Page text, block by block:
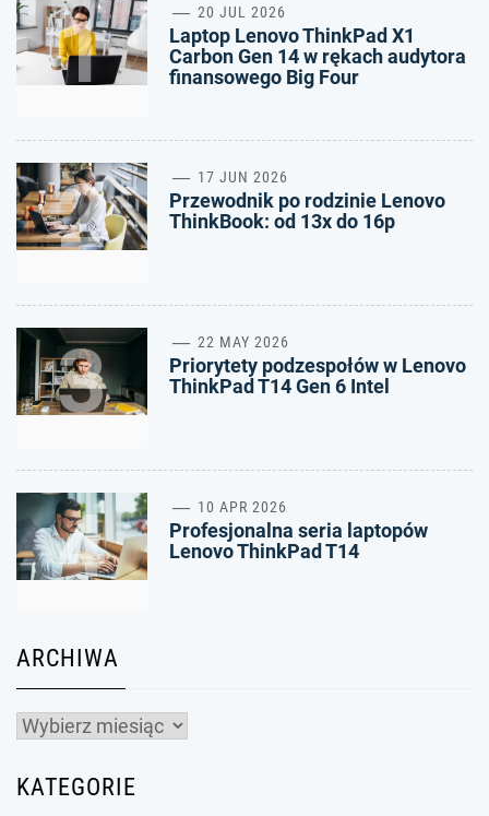
1 20 JUL 2026
Laptop Lenovo ThinkPad X1
Carbon Gen 14 w rękach audytora
finansowego Big Four
2 17 JUN 2026
Przewodnik po rodzinie Lenovo
ThinkBook: od 13x do 16p
3 22 MAY 2026
Priorytety podzespołów w Lenovo
ThinkPad T14 Gen 6 Intel
4 10 APR 2026
Profesjonalna seria laptopów
Lenovo ThinkPad T14
ARCHIWA
Archiwa
KATEGORIE